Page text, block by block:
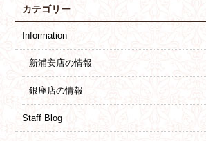
カテゴリー
Information
新浦安店の情報
銀座店の情報
Staff Blog